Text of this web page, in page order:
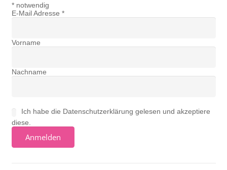
*notwendig
E-Mail Adresse *
Vorname
Nachname
Ich habe die Datenschutzerklärung gelesen und akzeptiere
diese.